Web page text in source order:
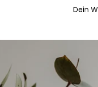
Dein